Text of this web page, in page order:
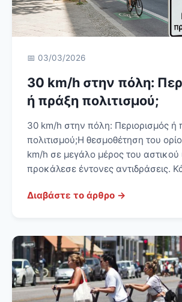
📅 03/03/2026
30 km/h στην πόλη:
ή πράξη πολιτισμού;
30 km/h στην πόλη: Περιορισμός ή
πολιτισμού;Η θεσμοθέτηση του
km/h σε μεγάλο μέρος του αστικού
προκάλεσε έντονες αντιδράσεις.
Διαβάστε το άρθρο →